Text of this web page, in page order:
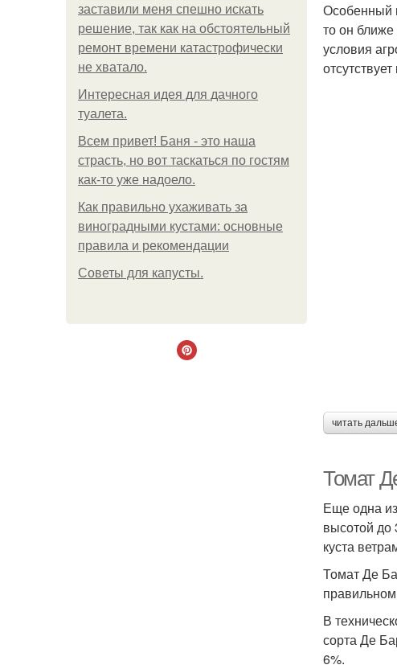
заставили меня спешно искать
решение, так как на обстоятельный
ремонт времени катастрофически
не хватало.
Интересная идея для дачного
туалета.
Всем привет! Баня - это наша
страсть, но вот таскаться по гостям
как-то уже надоело.
Как правильно ухаживать за
виноградными кустами: основные
правила и рекомендации
Советы для капусты.
Особенный
то он
условия
читать
Томат
Еще одна
высотой до
куста
Томат Де
В
сорта Де
6%.